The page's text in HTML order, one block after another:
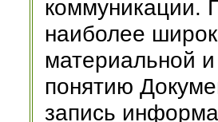
коммуникации.
наиболее
материальной
понятию
запись